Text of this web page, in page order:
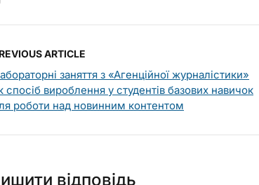
ARTICLE
заняття з «Агенційної журналістики»
спосіб вироблення у студентів базових навичок
роботи над новинним контентом
відповідь